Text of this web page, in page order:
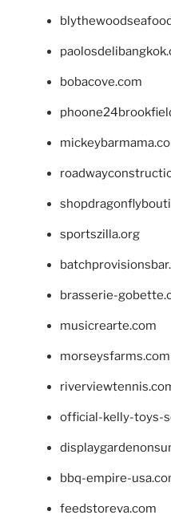
bobacove.com
sportszilla.org
brasserie-
musicrearte.com
morseysfarms.com
official-kelly-toys-
bbq-empire-
feedstoreva.com